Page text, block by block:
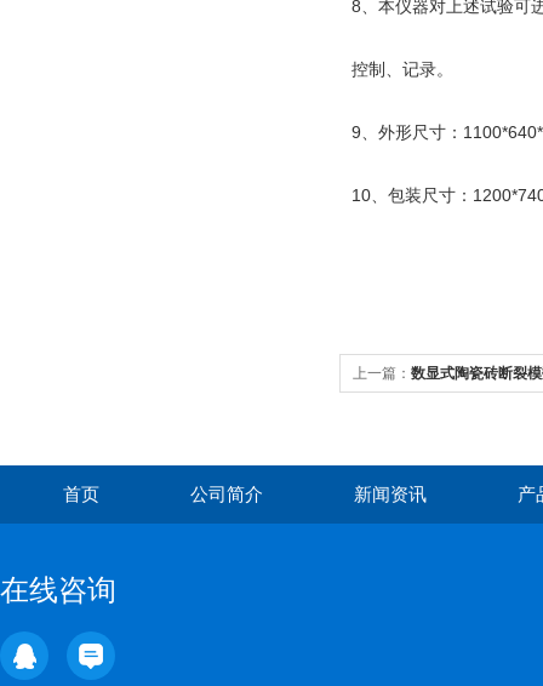
8、本仪器对上述试验可
控制、记录。
9、外形尺寸：
10、包装尺寸：
上一篇： 数显式陶瓷砖断裂
首页 公司简介 新闻资讯 产
在线咨询